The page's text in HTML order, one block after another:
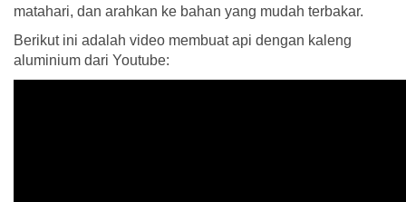
matahari, dan arahkan ke bahan yang mudah terbakar.
Berikut ini adalah video membuat api dengan kaleng
aluminium dari Youtube: